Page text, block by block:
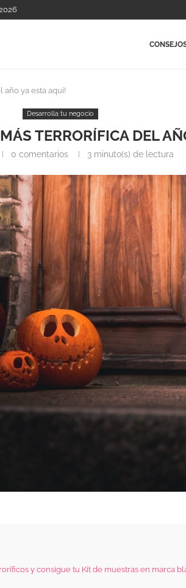
año ya esta aquí!
Desarrolla tu negocio
TERRORÍFICA DEL
0 comentarios 3 minuto(s) de lectura
y consigue tu Kit de muestras en marca